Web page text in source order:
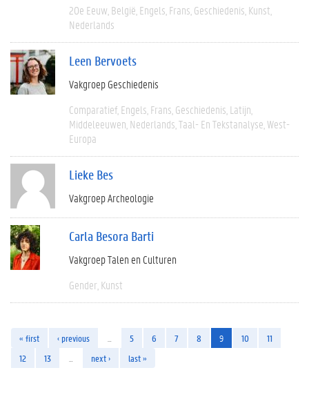
20e Eeuw België Engels Frans Geschiedenis Kunst
Nederlands
Leen Bervoets
Vakgroep Geschiedenis
Comparatief Engels Frans Geschiedenis Latijn
Middeleeuwen Nederlands Taal- En Tekstanalyse West-
Europa
Lieke Bes
Vakgroep Archeologie
Carla Besora Barti
Vakgroep Talen en Culturen
Gender Kunst
« first ‹ previous 5 6 7 8 9 10
11
12
13 next › last »